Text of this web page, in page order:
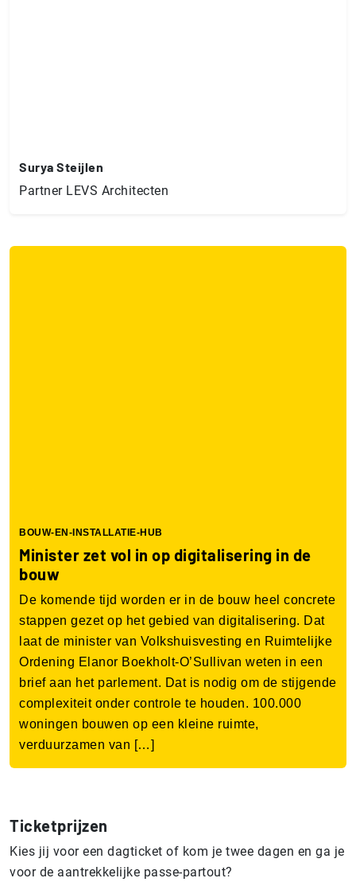
Surya Steijlen
Partner LEVS Architecten
BOUW-EN-INSTALLATIE-HUB
Minister zet vol in op digitalisering in de
bouw
De komende tijd worden er in de bouw heel concrete
stappen gezet op het gebied van digitalisering. Dat
laat de minister van Volkshuisvesting en Ruimtelijke
Ordening Elanor Boekholt-O’Sullivan weten in een
brief aan het parlement. Dat is nodig om de stijgende
complexiteit onder controle te houden. 100.000
woningen bouwen op een kleine ruimte,
verduurzamen van […]
Ticketprijzen
Kies jij voor een dagticket of kom je twee dagen en ga je
voor de aantrekkelijke passe-partout?